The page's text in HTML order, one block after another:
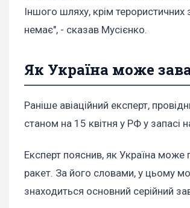
Іншого шляху, крім терористичних
немає", - сказав Мусієнко.
Як Україна може
Раніше авіаційний експерт,
станом на 15 квітня у РФ у запасі
Експерт пояснив, як Україна може
ракет. За його словами, у цьому
знаходиться основний серійний